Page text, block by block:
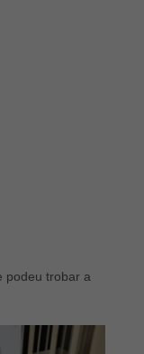
podeu trobar a